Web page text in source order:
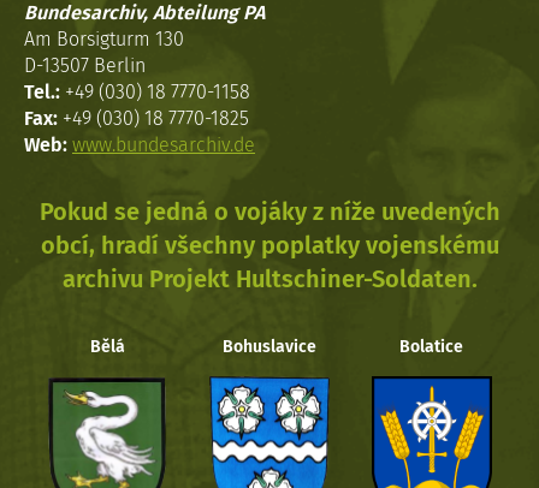
Bundesarchiv, Abteilung PA
Am Borsigturm 130
D-13507 Berlin
Tel.: +49 (030) 18 7770-1158
Fax: +49 (030) 18 7770-1825
Web: www.bundesarchiv.de
Pokud se jedná o vojáky z níže uvedených
obcí, hradí všechny poplatky vojenskému
archivu Projekt Hultschiner-Soldaten.
Bělá Bohuslavice Bolatice